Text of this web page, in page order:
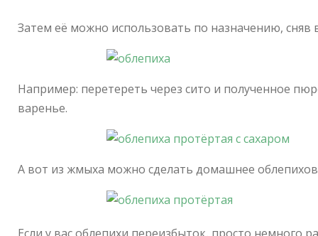
Затем её можно использовать по назначению, сняв
Например: перетереть через сито и полученное
варенье.
А вот из жмыха можно сделать домашнее